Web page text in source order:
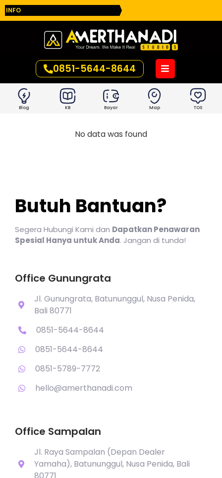
INFO
0851-5644-8644
Blog KB Bayar Map TOS
No data was found
Butuh Bantuan?
Segera Hubungi Kami dan Dapatkan Penawaran
Spesial Hanya untuk Anda. Jangan di tunda!
Office Gunungrata
Jl. Gunungrata, Batununggul, Nusa Penida,
Bali 80771
0851-5644-8644
0851-5644-8644
0851-5789-7772
hello@amerthanadi.com
Office Sampalan
Jl. Raya Sampalan (Depan Dealer
Yamaha), Batununggul, Nusa Penida, Bali
80771